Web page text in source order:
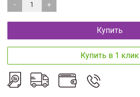
- +
Купить
Купить в 1 клик